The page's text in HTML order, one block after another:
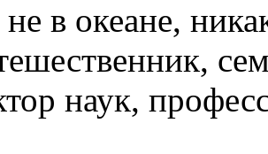
не в океане,
наук,